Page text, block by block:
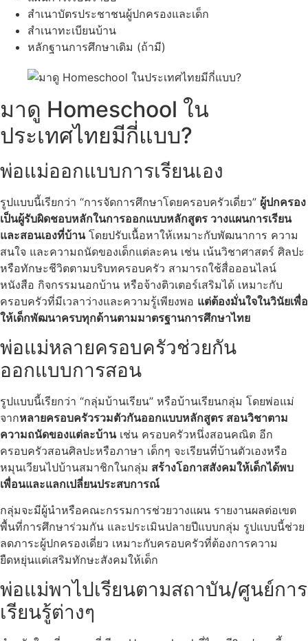
สำเนาบัตรประชาชนผู้ปกครองและเด็ก
สำเนาทะเบียนบ้าน
หลักฐานการศึกษาเดิม (ถ้ามี)
มาดู Homeschool ใน
ประเทศไทยมีกี่แบบ?
พ่อแม่ออกแบบการเรียนเอง
รูปแบบนี้เรียกว่า “การจัดการศึกษาโดยครอบครัวเดี่ยว” ผู้ปกครอง
เป็นผู้รับผิดชอบหลักในการออกแบบหลักสูตร วางแผนการเรียน
และสอนเองที่บ้านโดยปรับเนื้อหาให้เหมาะกับพัฒนาการ ความ
สนใจ และความถนัดของเด็กแต่ละคน เช่น เน้นวิชาศาสตร์ ศิลปะ
หรือทักษะชีวิตตามบริบทครอบครัว สามารถใช้สื่อออนไลน์
หนังสือ กิจกรรมนอกบ้าน หรือจ้างติวเตอร์เสริมได้ เหมาะกับ
ครอบครัวที่มีเวลาว่างและความรู้เพียงพอ แต่ต้องมั่นใจในวินัยเพื่อ
ให้เด็กพัฒนาครบทุกด้านตามมาตรฐานการศึกษาไทย
พ่อแม่หลายครอบครัวช่วยกัน
ออกแบบการสอน
รูปแบบนี้เรียกว่า “กลุ่มบ้านเรียน” หรือบ้านเรียนกลุ่ม โดยพ่อแม่
จากหลายครอบครัวรวมตัวกันออกแบบหลักสูตร สอนวิชาตาม
ความถนัดของแต่ละบ้านเช่น ครอบครัวหนึ่งสอนคณิต อีก
ครอบครัวสอนศิลปะหรือภาษา เด็กๆ จะเรียนที่บ้านตัวเองหรือ
หมุนเวียนไปบ้านสมาชิกในกลุ่ม สร้างโอกาสสังคมให้เด็กได้พบ
เพื่อนและแลกเปลี่ยนประสบการณ์
กลุ่มจะมีผู้นำหรือคณะกรรมการช่วยวางแผน รายงานผลต่อเขต
พื้นที่การศึกษาร่วมกัน และประเมินปลายปีแบบกลุ่ม รูปแบบนี้ช่วย
ลดภาระผู้ปกครองเดี่ยว เหมาะกับครอบครัวที่ต้องการความ
ยืดหยุ่นแต่เสริมทักษะสังคมให้เด็ก
พ่อแม่พาไปเรียนตามสถาบัน/ศูนย์การ
เรียนรู้ต่างๆ